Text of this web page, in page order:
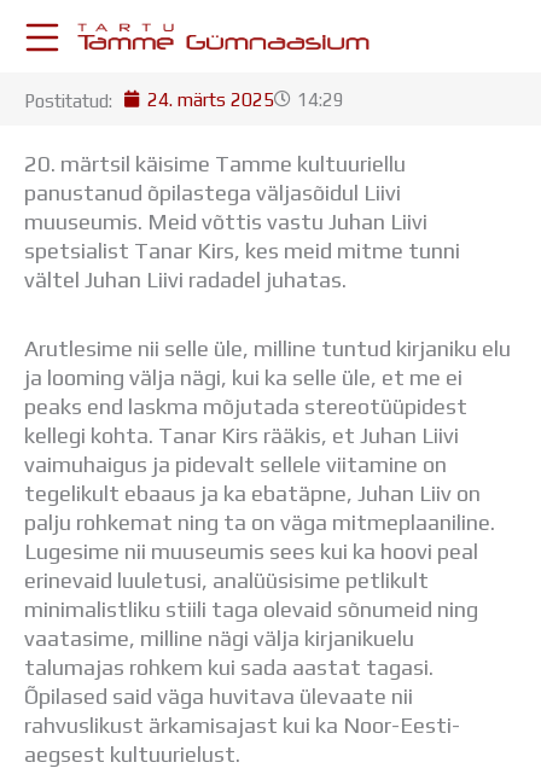
KESKKONNAD
Postkast
Drive
Tamme TV
Tamme Leht
ÕPPETÖÖ
Tunniplaan
Aastaplaan
Õppekava
Ainepassid
Huviringid
Õpilastööd (UPT)
Distantsõpe
Kodukord
Projektid
ÜLDINFO
Sisseastumine
Meie kool
Dokumendid
Uudised
Postitatud: 24. märts 2025 14:29
20. märtsil käisime Tamme kultuuriellu
panustanud õpilastega väljasõidul Liivi
muuseumis. Meid võttis vastu Juhan Liivi
spetsialist Tanar Kirs, kes meid mitme tunni
vältel Juhan Liivi radadel juhatas.
Arutlesime nii selle üle, milline tuntud kirjaniku elu
ja looming välja nägi, kui ka selle üle, et me ei
peaks end laskma mõjutada stereotüüpidest
kellegi kohta. Tanar Kirs rääkis, et Juhan Liivi
vaimuhaigus ja pidevalt sellele viitamine on
tegelikult ebaaus ja ka ebatäpne, Juhan Liiv on
palju rohkemat ning ta on väga mitmeplaaniline.
Lugesime nii muuseumis sees kui ka hoovi peal
erinevaid luuletusi, analüüsisime petlikult
minimalistliku stiili taga olevaid sõnumeid ning
vaatasime, milline nägi välja kirjanikuelu
talumajas rohkem kui sada aastat tagasi.
Õpilased said väga huvitava ülevaate nii
rahvuslikust ärkamisajast kui ka Noor-Eesti-
aegsest kultuurielust.